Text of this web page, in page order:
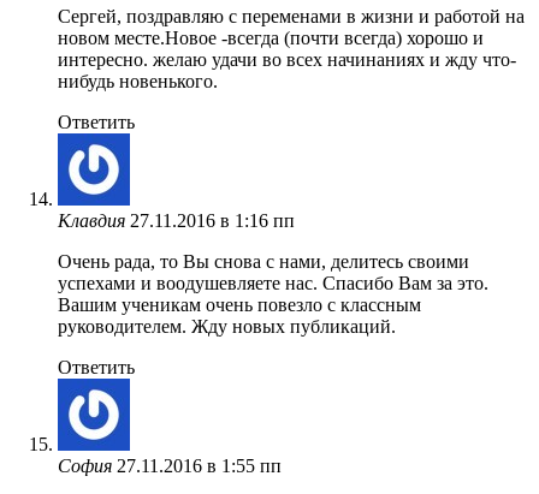
Сергей, поздравляю с переменами в жизни и работой на
новом месте.Новое -всегда (почти всегда) хорошо и
интересно. желаю удачи во всех начинаниях и жду что-
нибудь новенького.
Ответить
Клавдия 27.11.2016 в 1:16 пп
Очень рада, то Вы снова с нами, делитесь своими
успехами и воодушевляете нас. Спасибо Вам за это.
Вашим ученикам очень повезло с классным
руководителем. Жду новых публикаций.
Ответить
София 27.11.2016 в 1:55 пп